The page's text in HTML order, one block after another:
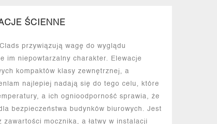
ŚCIENNE
przywiązują wagę do wyglądu
im niepowtarzalny charakter. Elewacje
kompaktów klasy zewnętrznej, a
najlepiej nadają się do tego celu, które
a ich ognioodporność sprawia, że
bezpieczeństwa budynków biurowych. Jest
mocznika, a łatwy w instalacji